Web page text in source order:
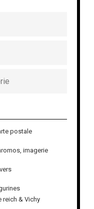
postale
imagerie
reich & Vichy